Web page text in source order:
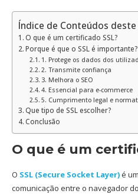
Índice de Conteúdos
O que é um certificado SSL?
Porque é que o SSL é importante?
1. Protege os dados dos
2. Transmite confiança
3. Melhora o SEO
4. Essencial para e-commerce
5. Cumprimento legal e
Que tipo de SSL escolher?
Conclusão
O que é um
O SSL (Secure Socket Layer)é
comunicação entre o navegador